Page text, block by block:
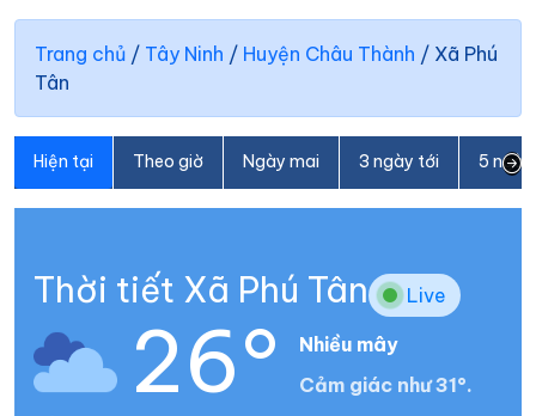
Trang chủ / Tây Ninh / Huyện Châu Thành / Xã Phú
Tân
Hiện tại Theo giờ Ngày mai 3 ngày tới 5
Thời tiết Xã Phú Tân Live
26°
Nhiều mây
Cảm giác như 31°.